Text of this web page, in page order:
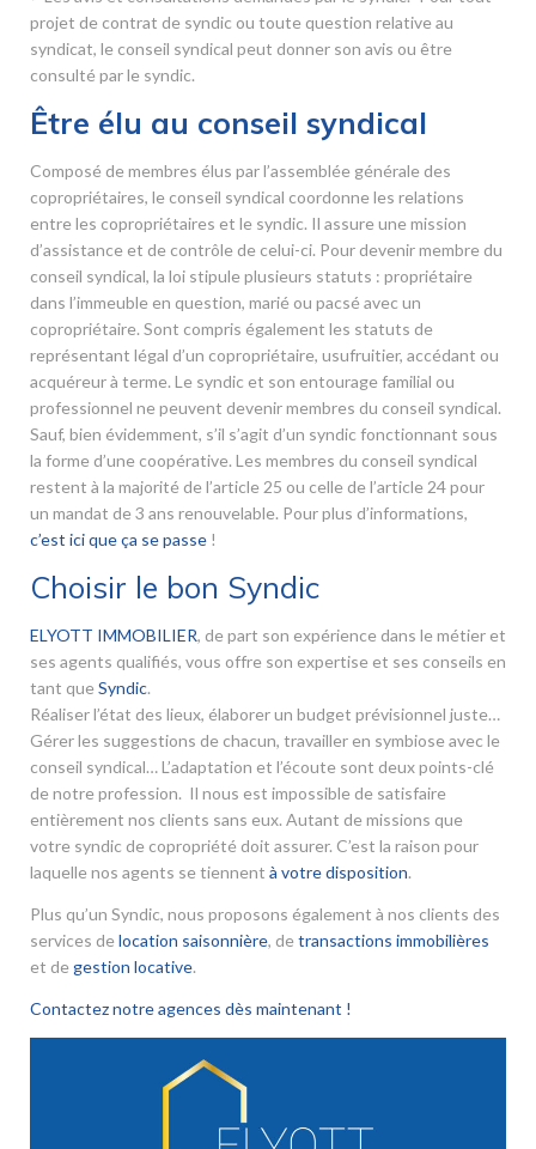
projet de contrat de syndic ou toute question relative au
syndicat, le conseil syndical peut donner son avis ou être
consulté par le syndic.
Être élu au conseil syndical
Composé de membres élus par l’assemblée générale des
copropriétaires, le conseil syndical coordonne les relations
entre les copropriétaires et le syndic. Il assure une mission
d’assistance et de contrôle de celui-ci. Pour devenir membre du
conseil syndical, la loi stipule plusieurs statuts : propriétaire
dans l’immeuble en question, marié ou pacsé avec un
copropriétaire. Sont compris également les statuts de
représentant légal d’un copropriétaire, usufruitier, accédant ou
acquéreur à terme. Le syndic et son entourage familial ou
professionnel ne peuvent devenir membres du conseil syndical.
Sauf, bien évidemment, s’il s’agit d’un syndic fonctionnant sous
la forme d’une coopérative. Les membres du conseil syndical
restent à la majorité de l’article 25 ou celle de l’article 24 pour
un mandat de 3 ans renouvelable. Pour plus d’informations,
c’est ici que ça se passe !
Choisir le bon Syndic
ELYOTT IMMOBILIER, de part son expérience dans le métier et
ses agents qualifiés, vous offre son expertise et ses conseils en
tant que Syndic.
Réaliser l’état des lieux, élaborer un budget prévisionnel juste…
Gérer les suggestions de chacun, travailler en symbiose avec le
conseil syndical… L’adaptation et l’écoute sont deux points-clé
de notre profession. Il nous est impossible de satisfaire
entièrement nos clients sans eux. Autant de missions que
votre syndic de copropriété doit assurer. C’est la raison pour
laquelle nos agents se tiennent à votre disposition.
Plus qu’un Syndic, nous proposons également à nos clients des
services de location saisonnière, de transactions immobilières
et de gestion locative.
Contactez notre agences dès maintenant !